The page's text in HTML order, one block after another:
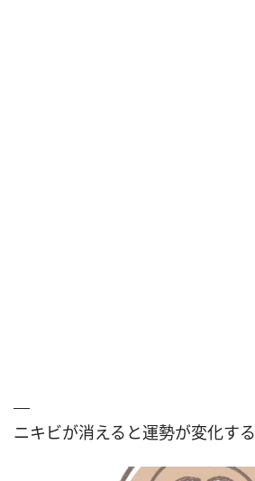
ニキビが消えると運勢が変化する